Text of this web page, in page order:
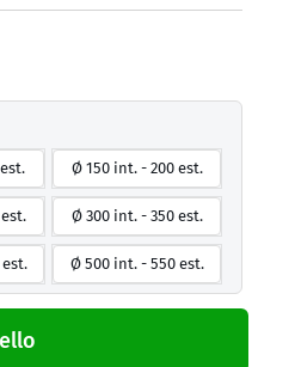
Ø 150 int. - 200 est.
Ø 300 int. - 350 est.
Ø 500 int. - 550 est.